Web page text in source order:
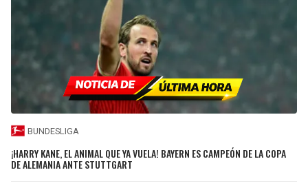
BUNDESLIGA
¡HARRY KANE, EL ANIMAL QUE YA VUELA! BAYERN ES CAMPEÓN DE LA COPA
DE ALEMANIA ANTE STUTTGART